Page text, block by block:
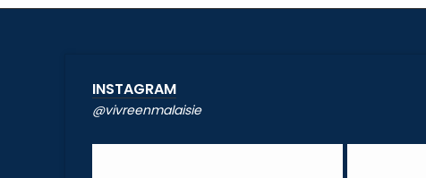
INSTAGRAM
@vivreenmalaisie